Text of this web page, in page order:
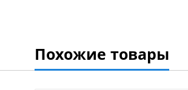
Похожие товары